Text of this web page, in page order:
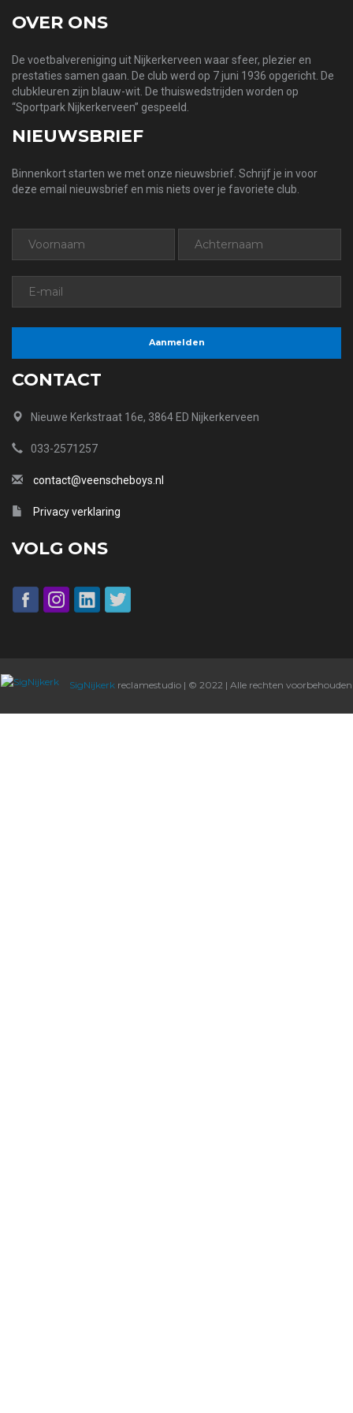
OVER ONS
De voetbalvereniging uit Nijkerkerveen waar sfeer, plezier en
prestaties samen gaan. De club werd op 7 juni 1936 opgericht. De
clubkleuren zijn blauw-wit. De thuiswedstrijden worden op
“Sportpark Nijkerkerveen” gespeeld.
NIEUWSBRIEF
Binnenkort starten we met onze nieuwsbrief. Schrijf je in voor
deze email nieuwsbrief en mis niets over je favoriete club.
CONTACT
Nieuwe Kerkstraat 16e, 3864 ED Nijkerkerveen
033-2571257
contact@veenscheboys.nl
Privacy verklaring
VOLG ONS
SigNijkerk reclamestudio | © 2022 | Alle rechten voorbehouden